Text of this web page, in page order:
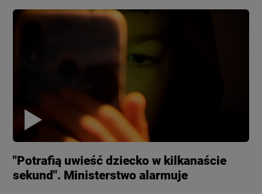
"Potrafią uwieść dziecko w kilkanaście
sekund". Ministerstwo alarmuje